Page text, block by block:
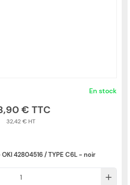
En stock
€
32,42 €
42804516 / TYPE C6L - noir